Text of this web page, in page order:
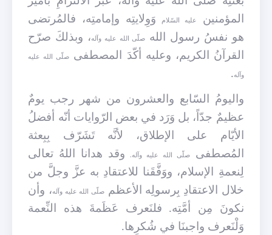
المؤمنين
عليه السّلام
وَوِلايتِه وإمامتِه، فالمُرتضى
هو نفسُ رسول الله صلّى الله عليه وآله، وبذلكَ صرّح
القرآنُ الكريم، وعليه أكّدَ المصطفى صلّى الله عليه
وآله.
واليومُ السّابع والعشرون من شهر رجب يومٌ
عظيمٌ جدّاً، بل وَرَد في بعض الرّوايات أنّه أفضلُ
الأيّام على الإطلاق، لأنَّه تَشَرّف بِبِعثة
المُصطفىصلّى الله عليه وآله.
وقد هدانا اللهُ تعالى
لِنعمةِ الإسلام، ووَفَّقَنا للاعتقادِ به عزَّ وجلَّ من
خلال الاعتقادِ بِرسولِه الأعظم صلّى الله عليه وآله، وأن
نكونَ مِن أمَّتِه. فلنَعرف عَظَمةَ هذه النِّعمة
وَلْنَعرف واجبنَا في شُكرِها.